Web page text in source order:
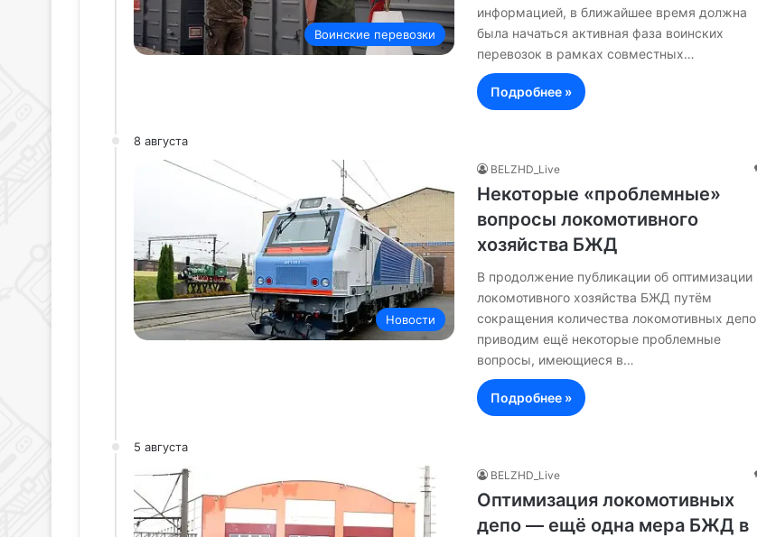
Воинские перевозки
информацией, в ближайшее время должна
была начаться активная фаза воинских
перевозок в рамках совместных…
Подробнее »
8 августа
Новости
BELZHD_Live
Некоторые «проблемные»
вопросы локомотивного
хозяйства БЖД
В продолжение публикации об оптимизации
локомотивного хозяйства БЖД путём
сокращения количества локомотивных депо
приводим ещё некоторые проблемные
вопросы, имеющиеся в…
Подробнее »
5 августа
BELZHD_Live
Оптимизация локомотивных
депо — ещё одна мера БЖД в